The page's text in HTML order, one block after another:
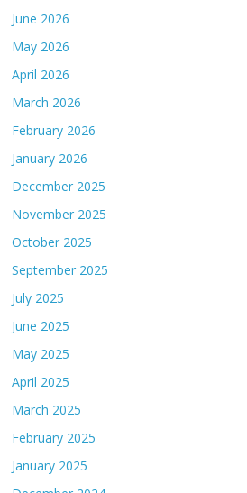
June 2026
May 2026
April 2026
March 2026
February 2026
January 2026
December 2025
November 2025
October 2025
September 2025
July 2025
June 2025
May 2025
April 2025
March 2025
February 2025
January 2025